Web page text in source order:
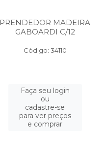
PRENDEDOR MADEIRA
GABOARDI C/12
Código: 34110
Faça seu login
ou
cadastre-se
para ver preços
e comprar